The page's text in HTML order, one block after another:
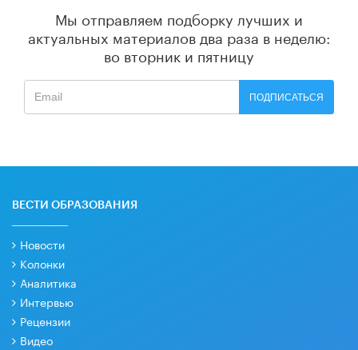
Мы отправляем подборку лучших и
актуальных материалов два раза в неделю:
во вторник и пятницу
ПОДПИСАТЬСЯ
ВЕСТИ ОБРАЗОВАНИЯ
Новости
Колонки
Аналитика
Интервью
Рецензии
Видео